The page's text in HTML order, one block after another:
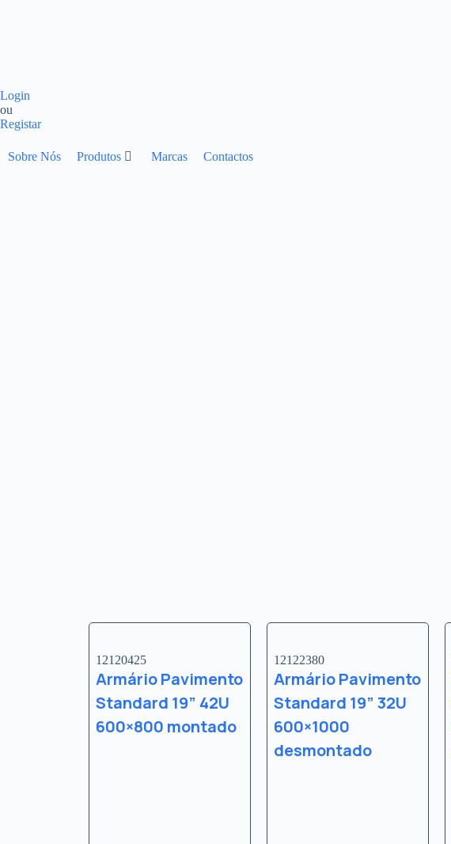
Login
ou
Registar
Sobre Nós Produtos Marcas Contactos
12120425
Armário Pavimento
Standard 19” 42U
600×800 montado
12122380
Armário Pavimento
Standard 19” 32U
600×1000
desmontado